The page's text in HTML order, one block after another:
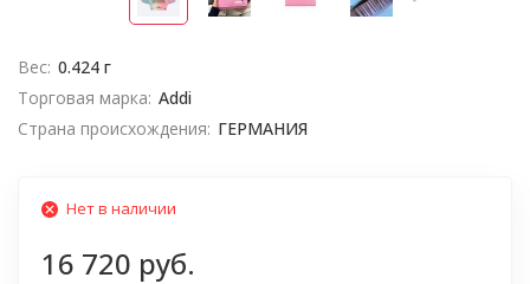
Вес: 0.424 г
Торговая марка: Addi
Страна происхождения: ГЕРМАНИЯ
Нет в наличии
16 720 руб.